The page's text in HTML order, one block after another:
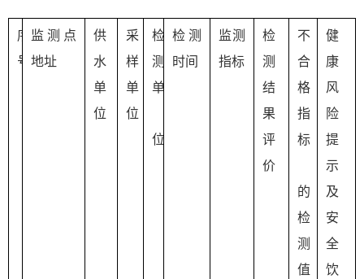
序
号
监测点
地址
供
水
单
位
采
样
单
位
检
测
单
位
检测
时间
监测
指标
检
测
结
果
评
价
不
合
格
指
标
的
检
测
值
健
康
风
险
提
示
及
安
全
饮